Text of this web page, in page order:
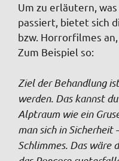
Um zu erläutern,
passiert, bietet sich
bzw. Horrorfilmes
Zum Beispiel so:
Ziel der Behandlung
werden. Das kannst
Alptraum wie ein
man sich in
Schlimmes. Das wäre